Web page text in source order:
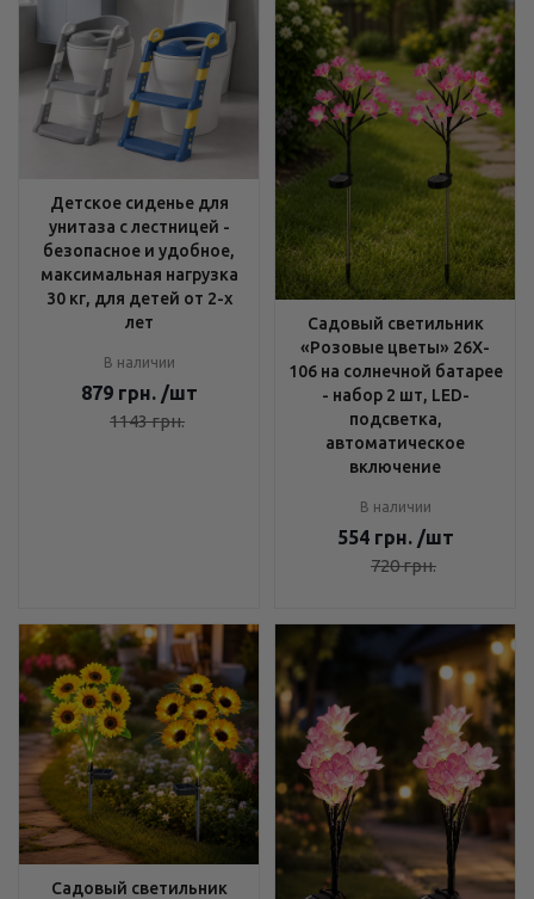
Детское сиденье для
унитаза с лестницей -
безопасное и удобное,
максимальная нагрузка
30 кг, для детей от 2-х
лет
В наличии
879 грн. /шт
1143грн.
Садовый светильник
«Розовые цветы» 26X-
106 на солнечной батарее
- набор 2 шт, LED-
подсветка,
автоматическое
включение
В наличии
554 грн. /шт
720грн.
Садовый светильник